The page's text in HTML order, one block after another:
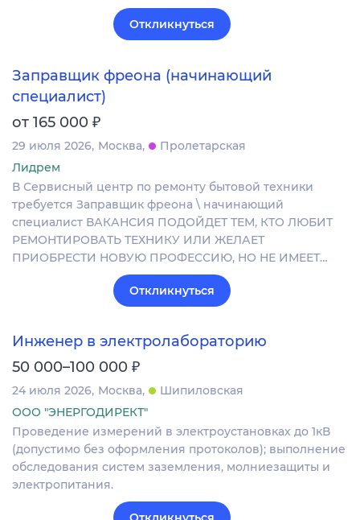
Откликнуться
Заправщик фреона (начинающий
специалист)
от 165 000 ₽
29 июля 2026 Москва
Пролетарская
Лидрем
В Сервисный центр по ремонту бытовой техники
требуется Заправщик фреона \ начинающий
специалист ВАКАНСИЯ ПОДОЙДЕТ ТЕМ, КТО ЛЮБИТ
РЕМОНТИРОВАТЬ ТЕХНИКУ ИЛИ ЖЕЛАЕТ
ПРИОБРЕСТИ НОВУЮ ПРОФЕССИЮ, НО НЕ ИМЕЕТ…
Откликнуться
Инженер в электролабораторию
50 000–100 000 ₽
24 июля 2026 Москва
Шипиловская
ООО "ЭНЕРГОДИРЕКТ"
Проведение измерений в электроустановках до 1кВ
(допустимо без оформления протоколов); выполнение
обследования систем заземления, молниезащиты и
электропитания.